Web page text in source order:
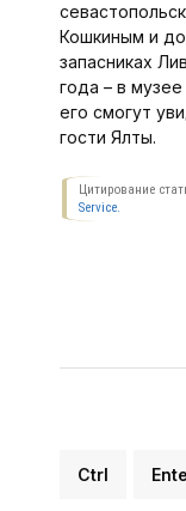
Кошкиным и
запасниках
года – в
его смогут
гости Ялты.
Цитирование
Service.
Ctrl